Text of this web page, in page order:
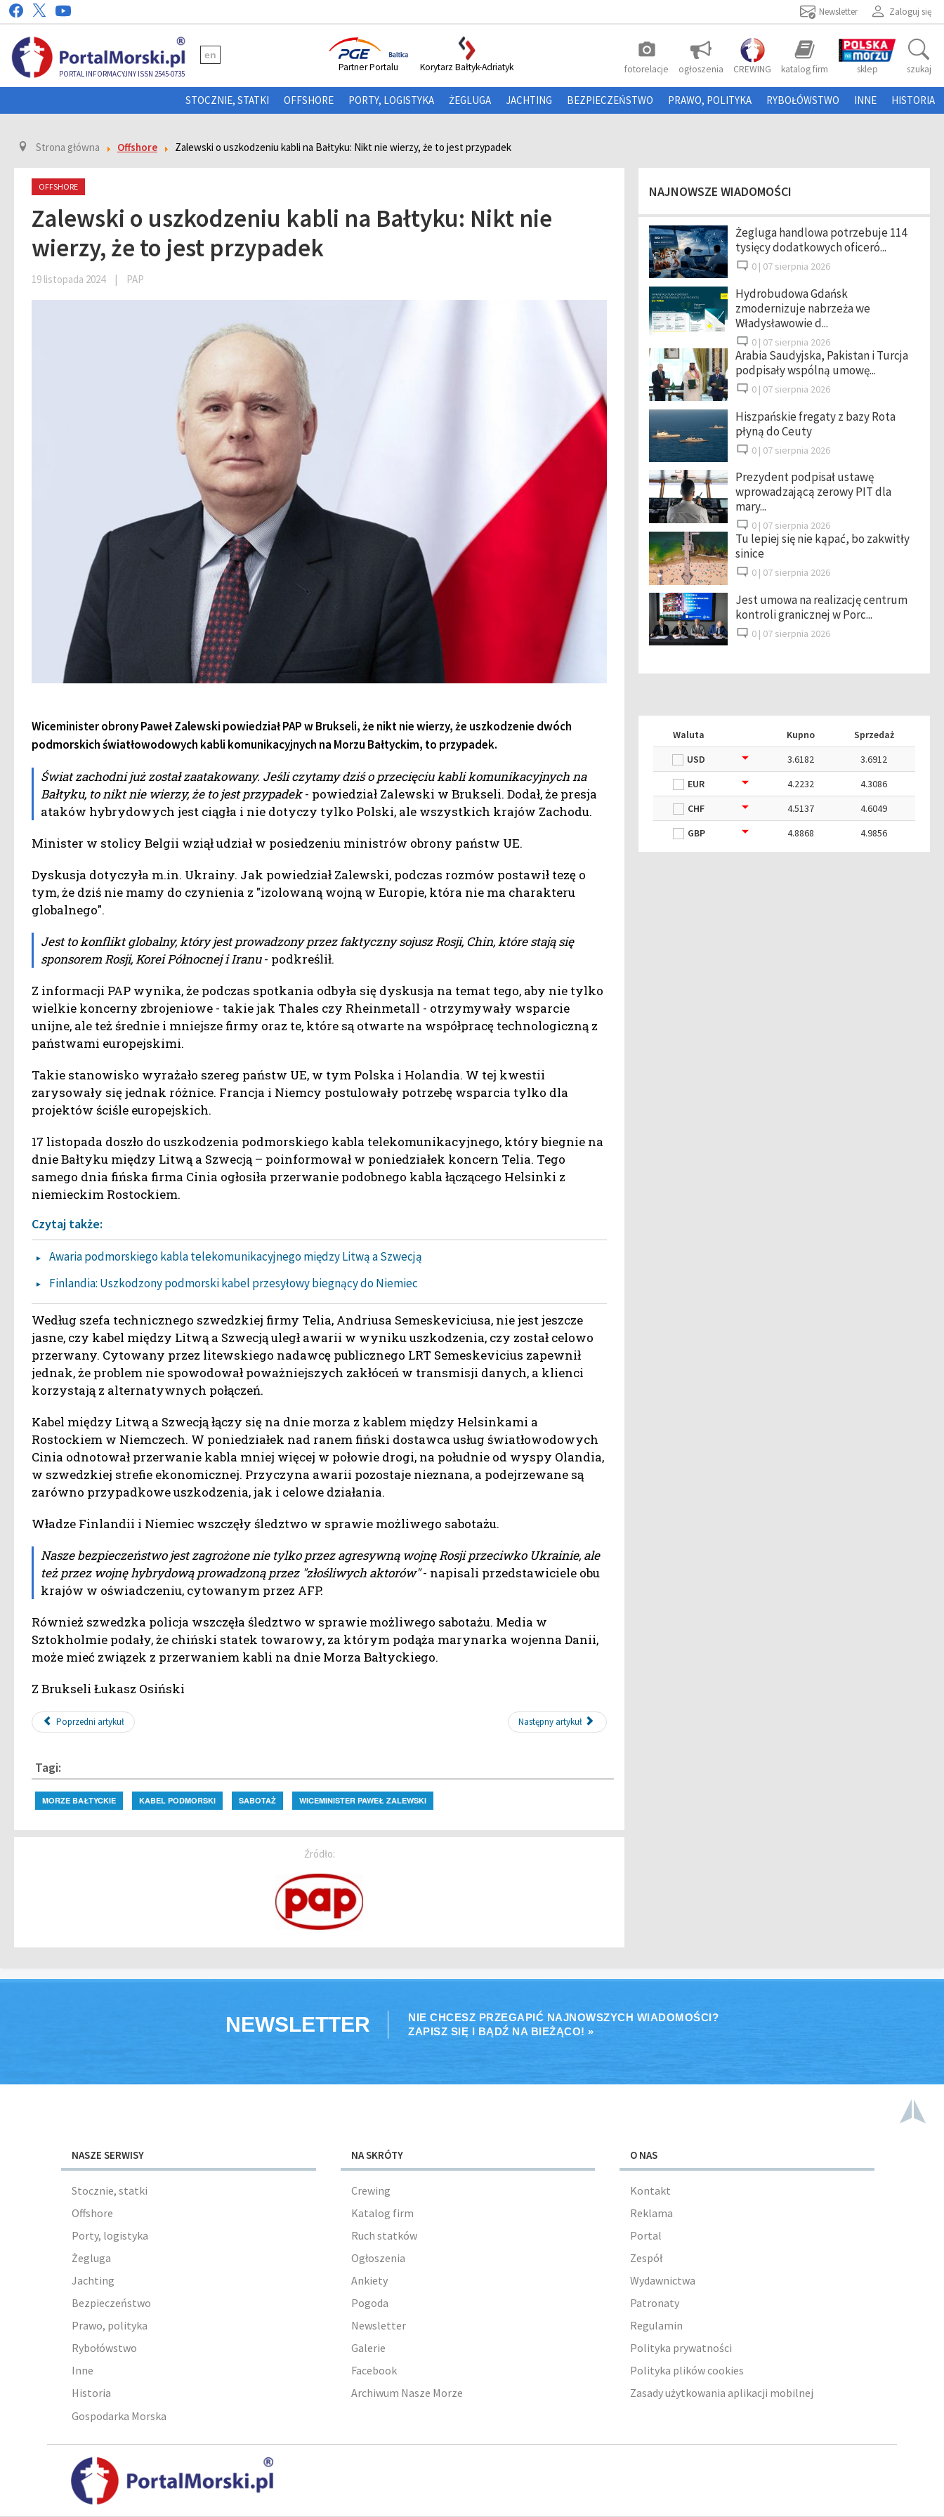
Zaloguj się
Newsletter
PORTAL INFORMACYJNY ISSN 2545-0735
en photo_camera
fotorelacje ogłoszenia CREWING katalog firm sklep szukaj
Partner Portalu Korytarz Bałtyk-Adriatyk
STOCZNIE, STATKI OFFSHORE PORTY, LOGISTYKA ŻEGLUGA JACHTING BEZPIECZEŃSTWO PRAWO, POLITYKA RYBOŁÓWSTWO INNE HISTORIA
Strona główna Offshore Zalewski o uszkodzeniu kabli na Bałtyku: Nikt nie wierzy, że to jest przypadek
OFFSHORE
Zalewski o uszkodzeniu kabli na Bałtyku: Nikt nie
wierzy, że to jest przypadek
19 listopada 2024 | PAP
Wiceminister obrony Paweł Zalewski powiedział PAP w Brukseli, że nikt nie wierzy, że uszkodzenie dwóch
podmorskich światłowodowych kabli komunikacyjnych na Morzu Bałtyckim, to przypadek.
Świat zachodni już został zaatakowany. Jeśli czytamy dziś o przecięciu kabli komunikacyjnych na
Bałtyku, to nikt nie wierzy, że to jest przypadek- powiedział Zalewski w Brukseli. Dodał, że presja
ataków hybrydowych jest ciągła i nie dotyczy tylko Polski, ale wszystkich krajów Zachodu.
Minister w stolicy Belgii wziął udział w posiedzeniu ministrów obrony państw UE.
Dyskusja dotyczyła m.in. Ukrainy. Jak powiedział Zalewski, podczas rozmów postawił tezę o
tym, że dziś nie mamy do czynienia z "izolowaną wojną w Europie, która nie ma charakteru
globalnego".
Jest to konflikt globalny, który jest prowadzony przez faktyczny sojusz Rosji, Chin, które stają się
sponsorem Rosji, Korei Północnej i Iranu- podkreślił.
Z informacji PAP wynika, że podczas spotkania odbyła się dyskusja na temat tego, aby nie tylko
wielkie koncerny zbrojeniowe - takie jak Thales czy Rheinmetall - otrzymywały wsparcie
unijne, ale też średnie i mniejsze firmy oraz te, które są otwarte na współpracę technologiczną z
państwami europejskimi.
Takie stanowisko wyrażało szereg państw UE, w tym Polska i Holandia. W tej kwestii
zarysowały się jednak różnice. Francja i Niemcy postulowały potrzebę wsparcia tylko dla
projektów ściśle europejskich.
17 listopada doszło do uszkodzenia podmorskiego kabla telekomunikacyjnego, który biegnie na
dnie Bałtyku między Litwą a Szwecją – poinformował w poniedziałek koncern Telia. Tego
samego dnia fińska firma Cinia ogłosiła przerwanie podobnego kabla łączącego Helsinki z
niemieckim Rostockiem.
Czytaj także:
Awaria podmorskiego kabla telekomunikacyjnego między Litwą a Szwecją
Finlandia: Uszkodzony podmorski kabel przesyłowy biegnący do Niemiec
Według szefa technicznego szwedzkiej firmy Telia, Andriusa Semeskeviciusa, nie jest jeszcze
jasne, czy kabel między Litwą a Szwecją uległ awarii w wyniku uszkodzenia, czy został celowo
przerwany. Cytowany przez litewskiego nadawcę publicznego LRT Semeskevicius zapewnił
jednak, że problem nie spowodował poważniejszych zakłóceń w transmisji danych, a klienci
korzystają z alternatywnych połączeń.
Kabel między Litwą a Szwecją łączy się na dnie morza z kablem między Helsinkami a
Rostockiem w Niemczech. W poniedziałek nad ranem fiński dostawca usług światłowodowych
Cinia odnotował przerwanie kabla mniej więcej w połowie drogi, na południe od wyspy Olandia,
w szwedzkiej strefie ekonomicznej. Przyczyna awarii pozostaje nieznana, a podejrzewane są
zarówno przypadkowe uszkodzenia, jak i celowe działania.
Władze Finlandii i Niemiec wszczęły śledztwo w sprawie możliwego sabotażu.
Nasze bezpieczeństwo jest zagrożone nie tylko przez agresywną wojnę Rosji przeciwko Ukrainie, ale
też przez wojnę hybrydową prowadzoną przez "złośliwych aktorów"- napisali przedstawiciele obu
krajów w oświadczeniu, cytowanym przez AFP.
Również szwedzka policja wszczęła śledztwo w sprawie możliwego sabotażu. Media w
Sztokholmie podały, że chiński statek towarowy, za którym podąża marynarka wojenna Danii,
może mieć związek z przerwaniem kabli na dnie Morza Bałtyckiego.
Z Brukseli Łukasz Osiński
Poprzedni artykuł Następny artykuł
Tagi:
MORZE BAŁTYCKIE KABEL PODMORSKI SABOTAŻ WICEMINISTER PAWEŁ ZALEWSKI
Źródło:
NAJNOWSZE WIADOMOŚCI
Żegluga handlowa potrzebuje 114
tysięcy dodatkowych oficeró...
0 | 07 sierpnia 2026
Hydrobudowa Gdańsk
zmodernizuje nabrzeża we
Władysławowie d...
0 | 07 sierpnia 2026
Arabia Saudyjska, Pakistan i Turcja
podpisały wspólną umowę...
0 | 07 sierpnia 2026
Hiszpańskie fregaty z bazy Rota
płyną do Ceuty
0 | 07 sierpnia 2026
Prezydent podpisał ustawę
wprowadzającą zerowy PIT dla
mary...
0 | 07 sierpnia 2026
Tu lepiej się nie kąpać, bo zakwitły
sinice
0 | 07 sierpnia 2026
Jest umowa na realizację centrum
kontroli granicznej w Porc...
0 | 07 sierpnia 2026
Waluta Kupno
Sprzedaż
USD
3.6182
3.6912
EUR
4.2232
4.3086
CHF
4.5137
4.6049
GBP
4.8868 4.9856
NEWSLETTER
NIE CHCESZ PRZEGAPIĆ NAJNOWSZYCH WIADOMOŚCI?
ZAPISZ SIĘ I BĄDŹ NA BIEŻĄCO! »
NASZE SERWISY
Stocznie, statki
Offshore
Porty, logistyka
Żegluga
Jachting
Bezpieczeństwo
Prawo, polityka
Rybołówstwo
Inne
Historia
Gospodarka Morska
NA SKRÓTY
Crewing
Katalog firm
Ruch statków
Ogłoszenia
Ankiety
Pogoda
Newsletter
Galerie
Facebook
Archiwum Nasze Morze
O NAS
Kontakt
Reklama
Portal
Zespół
Wydawnictwa
Patronaty
Regulamin
Polityka prywatności
Polityka plików cookies
Zasady użytkowania aplikacji mobilnej